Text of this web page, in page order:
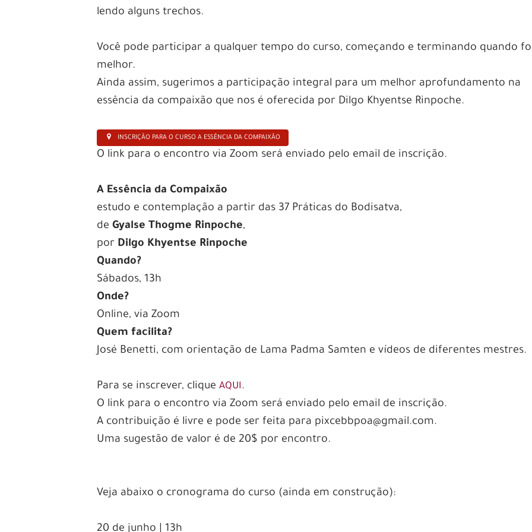
lendo alguns trechos.
Você pode participar a qualquer tempo do curso, começando e terminando quando
melhor.
Ainda assim, sugerimos a participação integral para um melhor aprofundamento na
essência da compaixão que nos é oferecida por Dilgo Khyentse Rinpoche.
INSCRIÇÃO PARA O CURSO A ESSÊNCIA DA COMPAIXÃO
O link para o encontro via Zoom será enviado pelo email de inscrição.
A Essência da Compaixão
estudo e contemplação a partir das 37 Práticas do Bodisatva,
deGyalse Thogme Rinpoche,
por Dilgo Khyentse Rinpoche
Quando?
Sábados, 13h
Onde?
Online, via Zoom
Quem facilita?
José Benetti, com orientação de Lama Padma Samten e vídeos de diferentes mestres.
Para se inscrever, cliqueAQUI .
O link para o encontro via Zoom será enviado pelo email de inscrição.
A contribuição é livre e pode ser feita para pixcebbpoa@gmail.com.
Uma sugestão de valor é de 20$ por encontro.
Veja abaixo o cronograma do curso (ainda em construção):
20 de junho | 13h